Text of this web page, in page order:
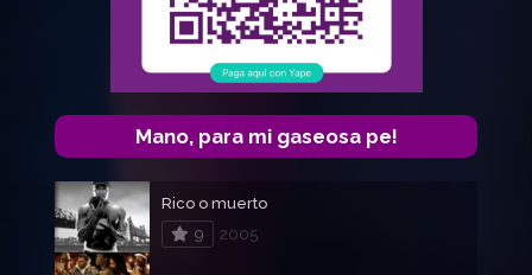
Mano, para mi gaseosa pe!
Rico o muerto
9
2005